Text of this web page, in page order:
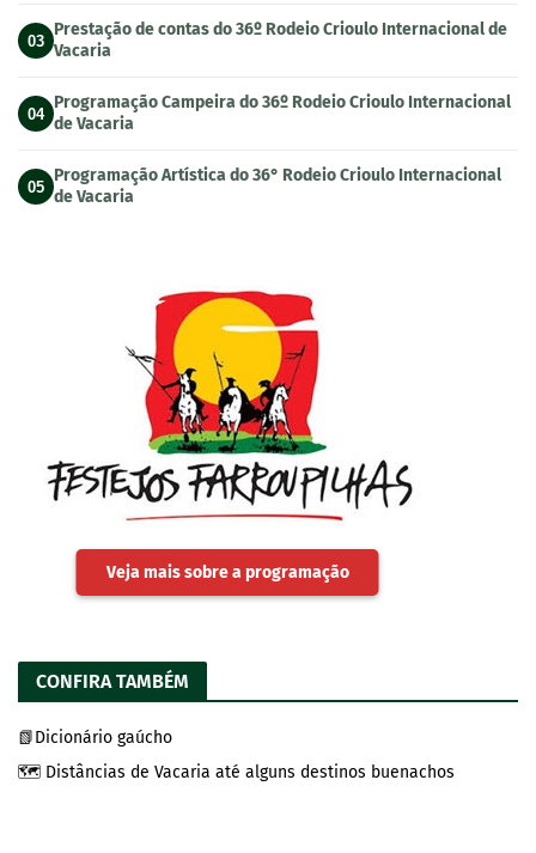
03
Prestação de contas do 36º Rodeio Crioulo Internacional de
Vacaria
04
Programação Campeira do 36º Rodeio Crioulo Internacional
de Vacaria
05
Programação Artística do 36° Rodeio Crioulo Internacional
de Vacaria
Veja mais sobre a programação
CONFIRA TAMBÉM
📗Dicionário gaúcho
🗺️ Distâncias de Vacaria até alguns destinos buenachos